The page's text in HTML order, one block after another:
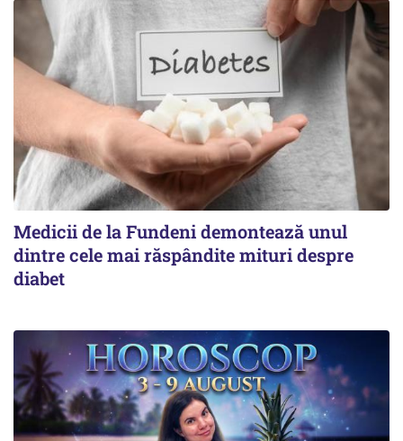
Medicii de la Fundeni demontează unul
dintre cele mai răspândite mituri despre
diabet